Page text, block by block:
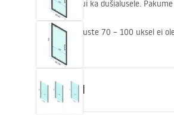
äravooluga kui ka dušialusele.
Märkus: Suuruste 70 – 100 uksel ei
Omadused